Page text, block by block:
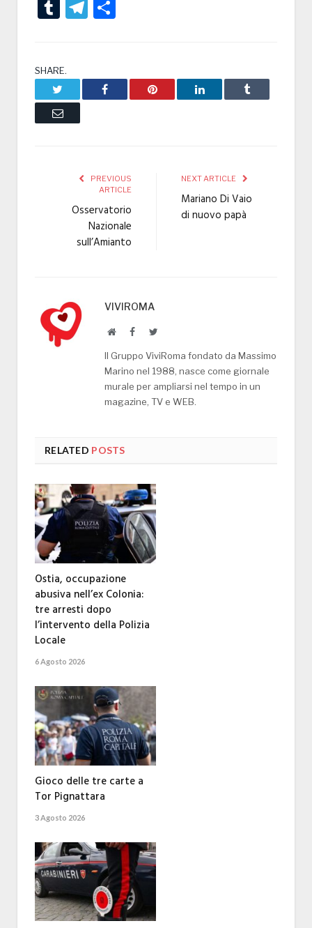
TumblrTelegram
SHARE.
Facebook Pinterest LinkedIn Tumblr
Email
PREVIOUS
ARTICLE
Osservatorio
Nazionale
sull’Amianto
NEXT ARTICLE
Mariano Di Vaio
di nuovo papà
VIVIROMA
WebsiteFacebookTwitter
Il Gruppo ViviRoma fondato da Massimo
Marino nel 1988, nasce come giornale
murale per ampliarsi nel tempo in un
magazine, TV e WEB.
RELATED POSTS
Ostia, occupazione
abusiva nell’ex Colonia:
tre arresti dopo
l’intervento della Polizia
Locale
6 Agosto 2026
Gioco delle tre carte a
Tor Pignattara
3 Agosto 2026